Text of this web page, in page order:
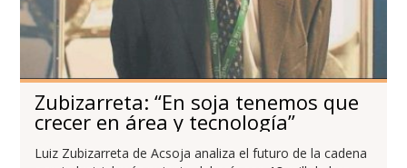
Zubizarreta: “En soja tenemos que
crecer en área y tecnología”
Luiz Zubizarreta de Acsoja analiza el futuro de la cadena